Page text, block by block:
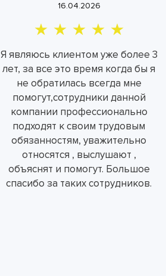
16.04.2026
Я являюсь клиентом уже более 3
лет, за все это время когда бы я
не обратилась всегда мне
помогут,сотрудники данной
компании профессионально
подходят к своим трудовым
обязанностям, уважительно
относятся , выслушают ,
объяснят и помогут. Большое
спасибо за таких сотрудников.